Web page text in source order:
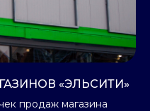
«ЭЛЬСИТИ»
продаж магазина